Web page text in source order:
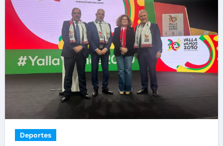
Deportes